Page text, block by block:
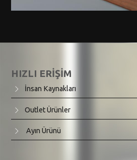
Gessi Ispa Aksesuar
HIZLI ERİŞİM
İnsan Kaynakları
Outlet Ürünler
Ayın Ürünü